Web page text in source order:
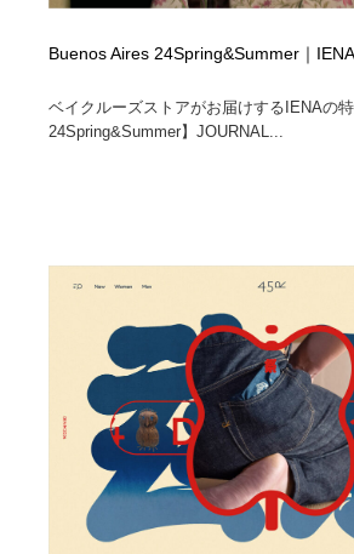
Buenos Aires 24Spring&Summer｜IENA
ベイクルーズストアがお届けするIENAの
24Spring&Summer】JOURNAL...